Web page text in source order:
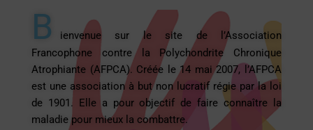
B
ienvenue sur le site de l’Association
Francophone contre la Polychondrite Chronique
Atrophiante (AFPCA). Créée le 14 mai 2007, l’AFPCA
est une association à but non lucratif régie par la loi
de 1901. Elle a pour objectif de faire connaître la
maladie pour mieux la combattre.